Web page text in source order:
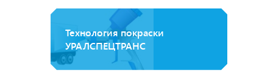
Технология покраски
УРАЛСПЕЦТРАНС